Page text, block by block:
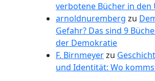
verbotene Bücher in den
arnoldnuremberg zu
Gefahr? Das sind 9
der Demokratie
F. Birnmeyerzu
und Identität: Wo